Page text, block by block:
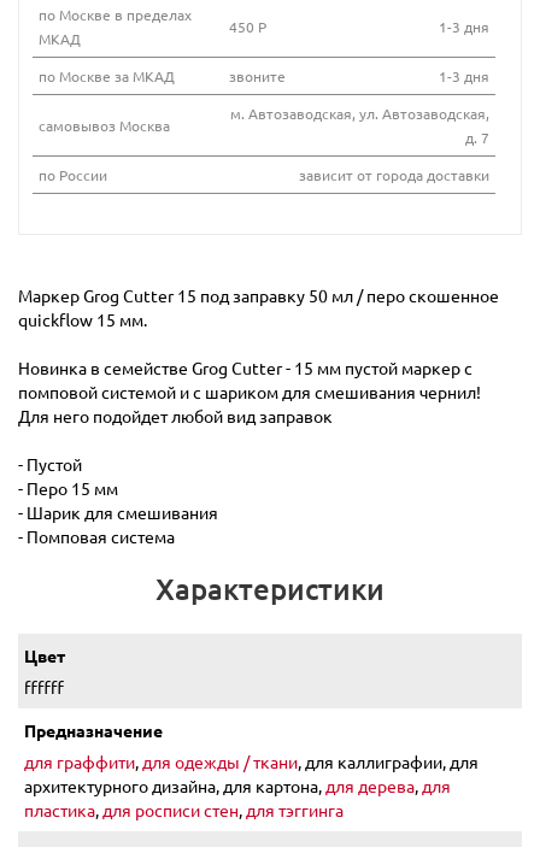
по Москве в пределах
МКАД
450 Р 1-3 дня
по Москве за МКАД звоните 1-3 дня
самовывоз Москва
м. Автозаводская, ул. Автозаводская,
д. 7
по России
зависит от города доставки
Маркер Grog Cutter 15 под заправку 50 мл / перо скошенное
quickflow 15 мм.
Новинка в семействе Grog Cutter - 15 мм пустой маркер с
помповой системой и с шариком для смешивания чернил!
Для него подойдет любой вид заправок
- Пустой
- Перо 15 мм
- Шарик для смешивания
- Помповая система
Характеристики
Цвет
ffffff
Предназначение
для граффити, для одежды / ткани, для каллиграфии, для
архитектурного дизайна, для картона, для дерева, для
пластика, для росписи стен, для тэггинга